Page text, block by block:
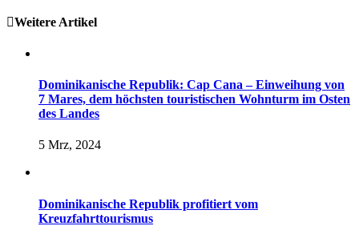
Weitere Artikel
Dominikanische Republik: Cap Cana – Einweihung von
7 Mares, dem höchsten touristischen Wohnturm im Osten
des Landes
5 Mrz, 2024
Dominikanische Republik profitiert vom
Kreuzfahrttourismus